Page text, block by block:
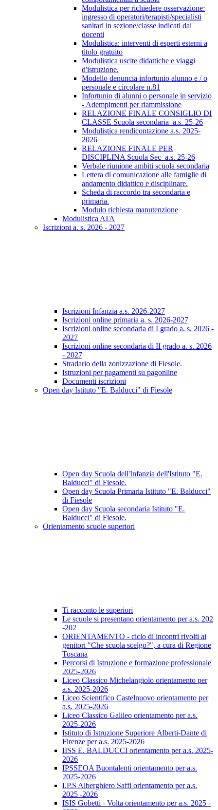
Modulistica per richiedere osservazione:
ingresso di operatori/terapisti/specialisti
sanitari in sezione/classe indicati dai
docenti
Modulistica: interventi di esperti esterni a
titolo gratuito
Modulistica uscite didattiche e viaggi
d'istruzione.
Modello denuncia infortunio alunno e / o
personale e circolare n.81
Infortunio di alunni o personale in servizio
- Adempimenti per riammissione
RELAZIONE FINALE CONSIGLIO DI
CLASSE Scuola secondaria_a.s. 25-26
Modulistica rendicontazione a.s. 2025-
2026
RELAZIONE FINALE PER
DISCIPLINA Scuola Sec_a.s. 25-26
Verbale riunione ambiti scuola secondaria
Lettera di comunicazione alle famiglie di
andamento didattico e disciplinare.
Scheda di raccordo tra secondaria e
primaria.
Modulo richiesta manutenzione
Modulistica ATA
Iscrizioni a. s. 2026 - 2027
Iscrizioni Infanzia a.s. 2026-2027
Iscrizioni online primaria a. s. 2026-2027
Iscrizioni online secondaria di I grado a. s. 2026 -
2027
Iscrizioni online secondaria di II grado a. s. 2026
- 2027
Stradario della zonizzazione di Fiesole.
Istruzioni per pagamenti su pagonline
Documenti iscrizioni
Open day Istituto "E. Balducci" di Fiesole
Open day Scuola dell'Infanzia dell'Istituto "E.
Balducci" di Fiesole.
Open day Scuola Primaria Istituto "E. Balducci"
di Fiesole
Open day Scuola secondaria Istituto "E.
Balducci" di Fiesole.
Orientamento scuole superiori
Ti racconto le superiori
Le scuole si presentano orientamento per a.s. 202
-202
ORIENTAMENTO - ciclo di incontri rivolti ai
genitori "Che scuola scelgo?", a cura di Regione
Toscana
Percorsi di Istruzione e formazione professionale
2025-2026
Liceo Classico Michelangiolo orientamento per
a.s. 2025-2026
Liceo Scientifico Castelnuovo orientamento per
a.s. 2025-2026
Liceo Classico Galileo orientamento per a.s.
2025-2026
Istituto di Istruzione Superiore Alberti-Dante di
Firenze per a.s. 2025-2026
IISS E. BALDUCCI orientamento per a.s. 2025-
2026
IPSSEOA Buontalenti orientamento per a.s.
2025-2026
I.P.S Alberghiero Saffi orientamento per a.s.
2025 -2026
ISIS Gobetti - Volta orientamento per a.s. 2025 -